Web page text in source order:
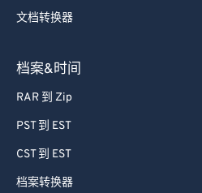
文档转换器
档案&时间
RAR 到 Zip
PST 到 EST
CST 到 EST
档案转换器